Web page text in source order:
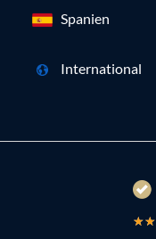
Spanien
International